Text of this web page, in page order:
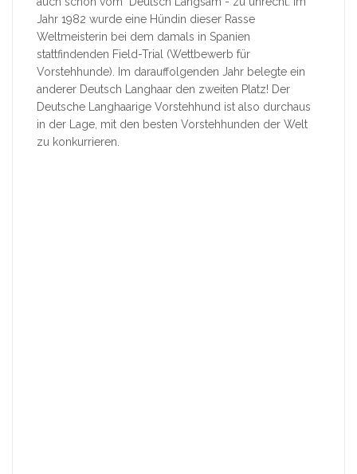
Jahr 1982 wurde eine Hündin dieser Rasse
Weltmeisterin bei dem damals in Spanien
stattfindenden Field-Trial (Wettbewerb für
Vorstehhunde). Im darauffolgenden Jahr belegte ein
anderer Deutsch Langhaar den zweiten Platz! Der
Deutsche Langhaarige Vorstehhund ist also durchaus
in der Lage, mit den besten Vorstehhunden der Welt
zu konkurrieren.